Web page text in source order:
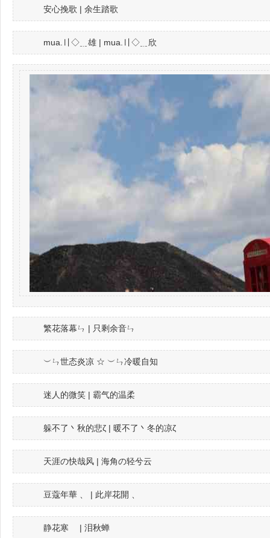
安心挽歌 | 余生踏歌
mua.〢◇﹎雄 | mua.〢◇﹎欣
繁花落幕ㄣ | 只剩余音ㄣ
︶ㄣ世态炎凉 ☆ ︶ㄣ冷暖自知
迷人的微笑 | 霸气的温柔
躲不了丶秋的悲ζ | 暖不了丶冬的凉ζ
天涯の快哉风 | 海角の轻兮云
豆蔻年華 、 | 此岸花開 、
静花寒ゝ | 泪秋蝉ゝ